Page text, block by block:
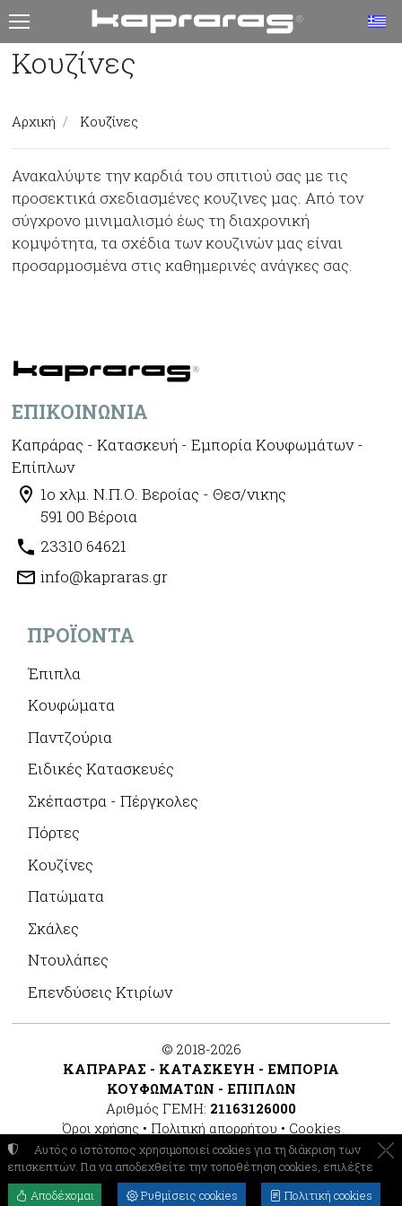
Κουζίνες
Αρχική Κουζίνες
Ανακαλύψτε την καρδιά του σπιτιού σας με τις
προσεκτικά σχεδιασμένες κουζινες μας. Από τον
σύγχρονο μινιμαλισμό έως τη διαχρονική
κομψότητα, τα σχέδια των κουζινών μας είναι
προσαρμοσμένα στις καθημερινές ανάγκες σας.
ΕΠΙΚΟΙΝΩΝΊΑ
Καπράρας - Κατασκευή - Εμπορία Κουφωμάτων -
Επίπλων
1ο χλμ. Ν.Π.Ο. Βεροίας - Θεσ/νικης
591 00 Βέροια
23310 64621
info@kapraras.gr
ΠΡΟΪΌΝΤΑ
Έπιπλα
Κουφώματα
Παντζούρια
Ειδικές Κατασκευές
Σκέπαστρα - Πέργκολες
Πόρτες
Κουζίνες
Πατώματα
Σκάλες
Ντουλάπες
Επενδύσεις Κτιρίων
© 2018-2026
ΚΑΠΡΑΡΑΣ - ΚΑΤΑΣΚΕΥΗ - ΕΜΠΟΡΙΑ
ΚΟΥΦΩΜΑΤΩΝ - ΕΠΙΠΛΩΝ
Αριθμός ΓΕΜΗ: 21163126000
Όροι χρήσης • Πολιτική απορρήτου • Cookies
Ρυθμίσεις cookies
TORUS website
Αυτός ο ιστότοπος χρησιμοποιεί cookies για τη διάκριση των
επισκεπτών. Για να αποδεχθείτε την τοποθέτηση cookies, επιλέξτε
Αποδέχομαι Ρυθμίσεις cookies Πολιτική cookies